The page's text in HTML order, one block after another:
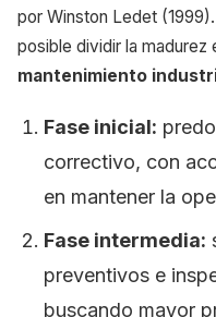
por Winston Ledet
posible dividir la madurez
mantenimiento
Fase inicial:
correctivo, con
en mantener la
Fase intermedia:
preventivos e
buscando mayor